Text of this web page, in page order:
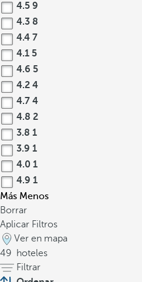
4.5 9
4.3 8
4.4 7
4.1 5
4.6 5
4.2 4
4.7 4
4.8 2
3.8 1
3.9 1
4.0 1
4.9 1
Más Menos
Borrar
Aplicar Filtros
Ver en mapa
49
hoteles
Filtrar